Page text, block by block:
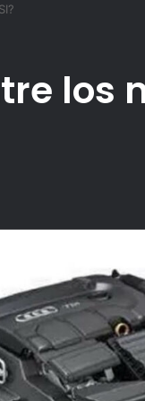
los